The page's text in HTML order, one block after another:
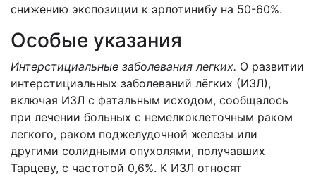
снижению экспозиции к эрлотинибу на 50-60%.
Особые указания
Интерстициальные заболевания легких. О развитии
интерстициальных заболеваний лёгких (ИЗЛ),
включая ИЗЛ с фатальным исходом, сообщалось
при лечении больных с немелкоклеточным раком
легкого, раком поджелудочной железы или
другими солидными опухолями, получавших
Тарцеву, с частотой 0,6%. К ИЗЛ относят